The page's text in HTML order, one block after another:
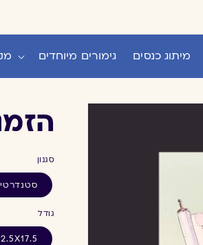
מיתוג כנסים גימורים מיוחדים
סגנון
סטנדרטי
גודל
12.5X17.5